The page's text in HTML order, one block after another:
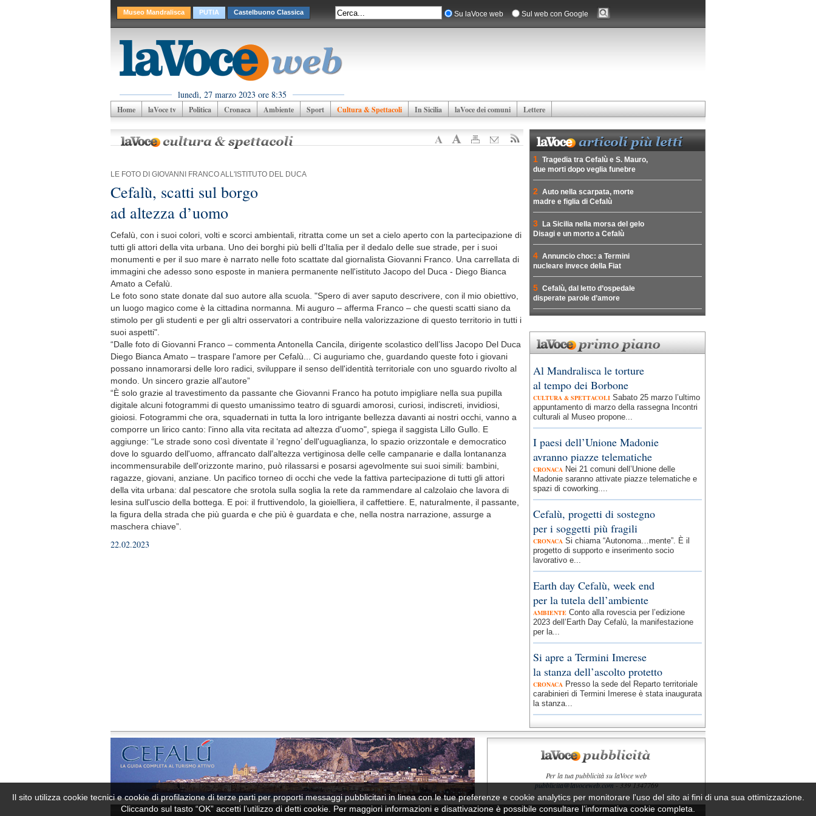
Museo Mandralisca PUTIA Castelbuono Classica Su laVoce web Sul web con Google
lunedì, 27 marzo 2023 ore 8:35
Home laVoce tv Politica Cronaca Ambiente Sport Cultura & Spettacoli In Sicilia laVoce dei comuni Lettere
LE FOTO DI GIOVANNI FRANCO ALL'ISTITUTO DEL DUCA
Cefalù, scatti sul borgo
ad altezza d’uomo
Cefalù, con i suoi colori, volti e scorci ambientali, ritratta come un set a cielo aperto con la partecipazione di
tutti gli attori della vita urbana. Uno dei borghi più belli d'Italia per il dedalo delle sue strade, per i suoi
monumenti e per il suo mare è narrato nelle foto scattate dal giornalista Giovanni Franco. Una carrellata di
immagini che adesso sono esposte in maniera permanente nell'istituto Jacopo del Duca - Diego Bianca
Amato a Cefalù.
Le foto sono state donate dal suo autore alla scuola. "Spero di aver saputo descrivere, con il mio obiettivo,
un luogo magico come è la cittadina normanna. Mi auguro – afferma Franco – che questi scatti siano da
stimolo per gli studenti e per gli altri osservatori a contribuire nella valorizzazione di questo territorio in tutti i
suoi aspetti".
“Dalle foto di Giovanni Franco – commenta Antonella Cancila, dirigente scolastico dell’Iiss Jacopo Del Duca
Diego Bianca Amato – traspare l'amore per Cefalù... Ci auguriamo che, guardando queste foto i giovani
possano innamorarsi delle loro radici, sviluppare il senso dell'identità territoriale con uno sguardo rivolto al
mondo. Un sincero grazie all'autore”
“È solo grazie al travestimento da passante che Giovanni Franco ha potuto impigliare nella sua pupilla
digitale alcuni fotogrammi di questo umanissimo teatro di sguardi amorosi, curiosi, indiscreti, invidiosi,
gioiosi. Fotogrammi che ora, squadernati in tutta la loro intrigante bellezza davanti ai nostri occhi, vanno a
comporre un lirico canto: l'inno alla vita recitata ad altezza d'uomo", spiega il saggista Lillo Gullo. E
aggiunge: “Le strade sono così diventate il ‘regno’ dell'uguaglianza, lo spazio orizzontale e democratico
dove lo sguardo dell'uomo, affrancato dall'altezza vertiginosa delle celle campanarie e dalla lontananza
incommensurabile dell'orizzonte marino, può rilassarsi e posarsi agevolmente sui suoi simili: bambini,
ragazze, giovani, anziane. Un pacifico torneo di occhi che vede la fattiva partecipazione di tutti gli attori
della vita urbana: dal pescatore che srotola sulla soglia la rete da rammendare al calzolaio che lavora di
lesina sull'uscio della bottega. E poi: il fruttivendolo, la gioielliera, il caffettiere. E, naturalmente, il passante,
la figura della strada che più guarda e che più è guardata e che, nella nostra narrazione, assurge a
maschera chiave”.
22.02.2023
1 Tragedia tra Cefalù e S. Mauro,
due morti dopo veglia funebre
2 Auto nella scarpata, morte
madre e figlia di Cefalù
3
La Sicilia nella morsa del gelo
Disagi e un morto a Cefalù
4 Annuncio choc: a Termini
nucleare invece della Fiat
5 Cefalù, dal letto d’ospedale
disperate parole d’amore
Al Mandralisca le torture
al tempo dei Borbone
CULTURA & SPETTACOLI Sabato 25 marzo l’ultimo
appuntamento di marzo della rassegna Incontri
culturali al Museo propone...
I paesi dell’Unione Madonie
avranno piazze telematiche
CRONACA Nei 21 comuni dell’Unione delle
Madonie saranno attivate piazze telematiche e
spazi di coworking....
Cefalù, progetti di sostegno
per i soggetti più fragili
CRONACA Si chiama “Autonoma…mente”. È il
progetto di supporto e inserimento socio
lavorativo e...
Earth day Cefalù, week end
per la tutela dell’ambiente
AMBIENTE Conto alla rovescia per l’edizione
2023 dell’Earth Day Cefalù, la manifestazione
per la...
Si apre a Termini Imerese
la stanza dell’ascolto protetto
CRONACA Presso la sede del Reparto territoriale
carabinieri di Termini Imerese è stata inaugurata
la stanza...
Per la tua pubblicità su laVoce web
pubblicita@lavoceweb.com- 339 1347769
Il sito utilizza cookie tecnici e cookie di profilazione di terze parti per proporti messaggi pubblicitari in linea con le tue preferenze e cookie analytics per monitorare l'uso del sito ai fini di una sua ottimizzazione.
Cliccando sul tasto “OK” accetti l’utilizzo di detti cookie. Per maggiori informazioni e disattivazione è possibile consultare l’informativa cookie completa.